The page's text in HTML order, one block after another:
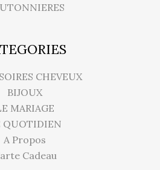
CHEVEUX
BIJOUX
MARIAGE
QUOTIDIEN
A Propos
Cadeau